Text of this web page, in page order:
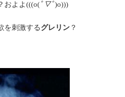
およよ(((o(ﾟ▽ﾟ)o)))
を刺激するグレリン ？